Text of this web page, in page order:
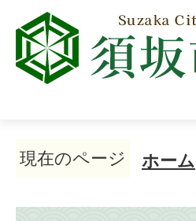
現在のページ ホーム